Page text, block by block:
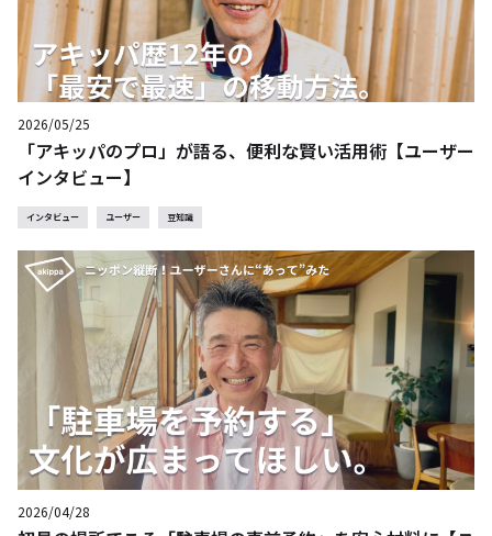
2026/05/25
「アキッパのプロ」が語る、便利な賢い活用術【ユーザー
インタビュー】
インタビュー ユーザー 豆知識
2026/04/28